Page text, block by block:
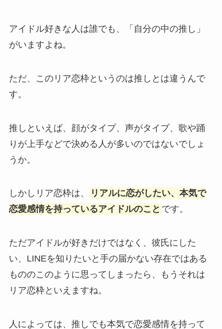
アイドル好きな人は誰でも、「自分の中の推し」
がいますよね。
ただ、このリア恋枠というのは推しとは違うんで
す。
推しといえば、顔がタイプ、声がタイプ、歌や踊
りが上手などで決める人が多いのではないでしょ
うか。
しかしリア恋枠は、 リアルに恋がしたい、本気で
恋愛感情を持っているアイドルのことです。
ただアイドルが好きだけではなく、彼氏にした
い、LINEを知りたいと手の届かない存在ではある
もののこのように思ってしまったら、もうそれは
リア恋枠といえますね。
人によっては、推しでも本気で恋愛感情を持って